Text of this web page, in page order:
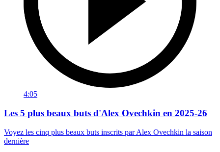
4:05
Les 5 plus beaux buts d'Alex Ovechkin en 2025-26
Voyez les cinq plus beaux buts inscrits par Alex Ovechkin la saison
dernière